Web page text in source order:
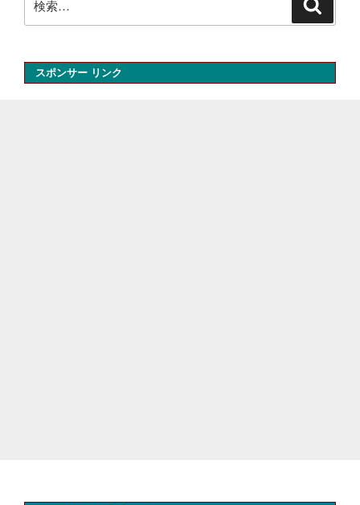
索:
スポンサー リンク